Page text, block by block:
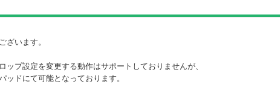
ざいます。
プ設定を変更する動作はサポートしておりませんが、
ドにて可能となっております。